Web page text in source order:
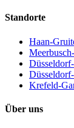
Standorte
Haan-
Krefeld-
Über uns